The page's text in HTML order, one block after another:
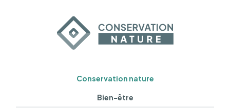
Conservation nature
Bien-être